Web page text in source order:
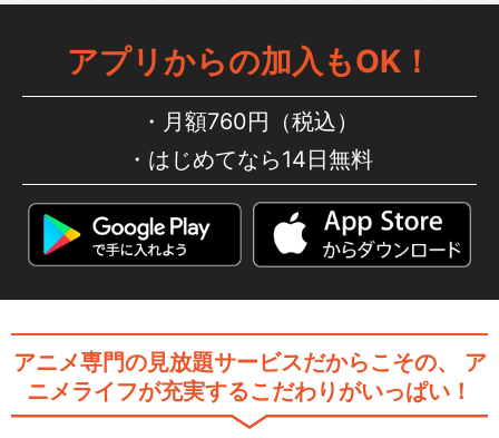
ミュージカル「黒執事」-Tan
go on th…
ミュージカル「黒執事」～寄
宿学校の秘密～
ミュージカル「黒執事」～寄
宿学校の秘密 202…
アプリからの加入もOK！
月額760円（税込）
はじめてなら14日無料
アニメ専門の見放題サービスだからこその、
ア
ニメライフが充実するこだわりがいっぱい！